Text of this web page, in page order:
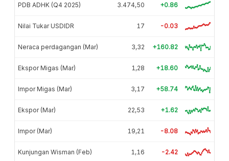
PDB ADHK (Q4 2025) 3.474,50 +0.86
Nilai Tukar USDIDR 17 -0.03
Neraca perdagangan (Mar) 3,32 +160.82
Ekspor Migas (Mar) 1,28 +18.60
Impor Migas (Mar) 3,17 +58.74
Ekspor (Mar) 22,53 +1.62
Impor (Mar) 19,21 -8.08
Kunjungan Wisman (Feb) 1,16 -2.42